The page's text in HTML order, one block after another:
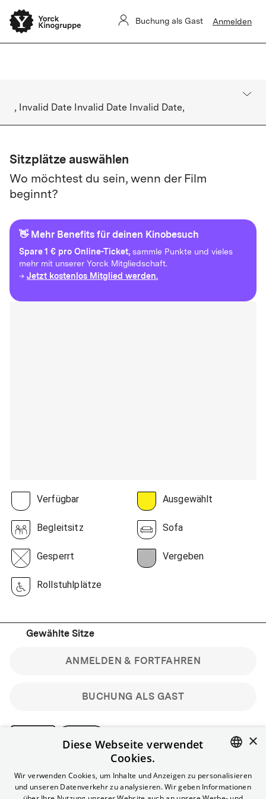
DasSommerkino Kulturforum
keine Restkarten vor Ort.
Buchung als Gast Anmelden
, Invalid Date Invalid Date Invalid Date,
Sitzplätze auswählen
Wo möchtest du sein, wenn der Film
beginnt?
👋 Mehr Benefits für deinen Kinobesuch
Spare1 € pro Online-Ticket, sammle Punkte und vieles
mehr mit unserer Yorck Mitgliedschaft.
→ Jetzt kostenlos Mitglied werden.
Verfügbar Ausgewählt
Begleitsitz Sofa
Gesperrt Vergeben
Rollstuhlplätze
Gewählte Sitze
BUCHUNG ALS GAST
ANMELDEN & FORTFAHREN
Bitte beachte: Gastbuchungen sind nicht stornierbar.
Registriere dich kostenlos für bis zu 90 min vor Filmbeginn
stornierbare Tickets für reguläre Vorstellungen.
ENGLISH
×
Diese Webseite verwendet
Cookies.
Wir verwenden Cookies, um Inhalte und Anzeigen zu personalisieren
und unseren Datenverkehr zu analysieren. Wir geben Informationen